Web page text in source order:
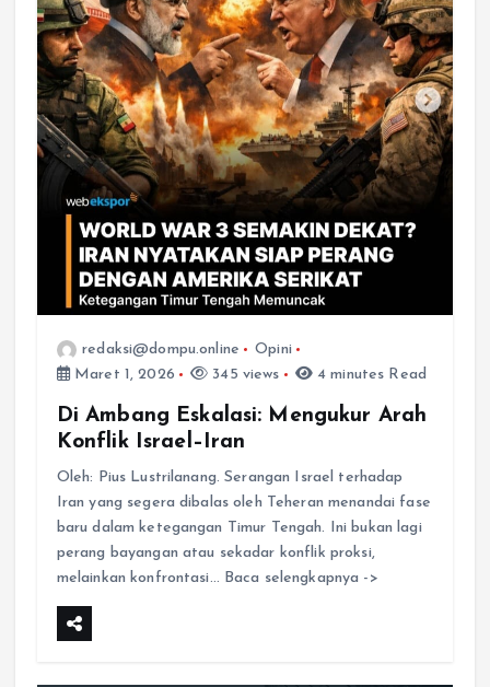
redaksi@dompu.online
Opini
Maret 1, 2026
345 views 4 minutes Read
Di Ambang Eskalasi: Mengukur Arah
Konflik Israel–Iran
Oleh: Pius Lustrilanang. Serangan Israel terhadap
Iran yang segera dibalas oleh Teheran menandai fase
baru dalam ketegangan Timur Tengah. Ini bukan lagi
perang bayangan atau sekadar konflik proksi,
melainkan konfrontasi… Baca selengkapnya ->